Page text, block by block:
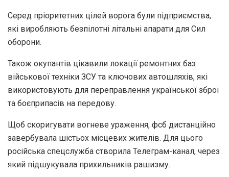
Серед пріоритетних цілей ворога були підприємства,
які виробляють безпілотні літальні апарати для Сил
оборони.
Також окупантів цікавили локації ремонтних баз
військової техніки ЗСУ та ключових автошляхів, які
використовують для переправлення української зброї
та боєприпасів на передову.
Щоб скоригувати вогневе ураження, фсб дистанційно
завербувала шістьох місцевих жителів. Для цього
російська спецслужба створила Телеграм-канал, через
який підшукувала прихильників рашизму.